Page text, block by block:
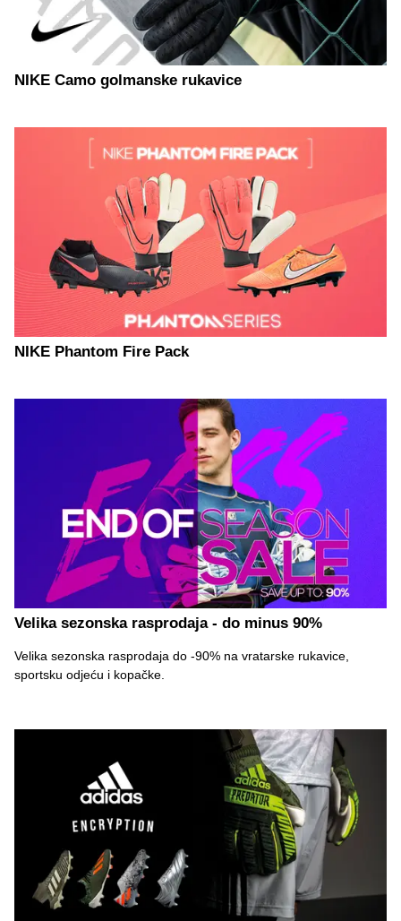
NIKE Camo golmanske rukavice
NIKE Phantom Fire Pack
Velika sezonska rasprodaja - do minus 90%
Velika sezonska rasprodaja do -90% na vratarske rukavice,
sportsku odjeću i kopačke.